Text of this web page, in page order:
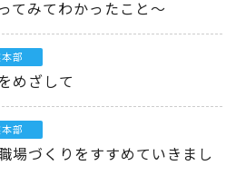
てみてわかったこと～
部
めざして
部
場づくりをすすめていきまし